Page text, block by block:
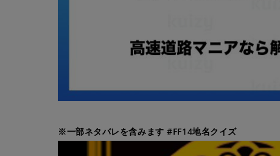
※一部ネタバレを含みます #FF14地名クイズ